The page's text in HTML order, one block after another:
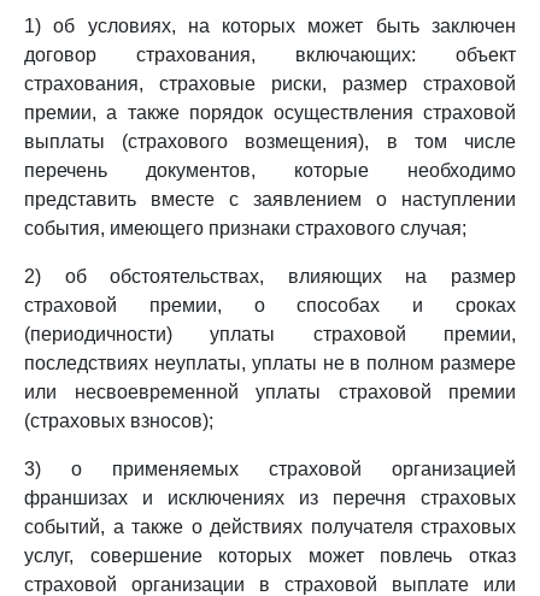
1) об условиях, на которых может быть заключен
договор страхования, включающих: объект
страхования, страховые риски, размер страховой
премии, а также порядок осуществления страховой
выплаты (страхового возмещения), в том числе
перечень документов, которые необходимо
представить вместе с заявлением о наступлении
события, имеющего признаки страхового случая;
2) об обстоятельствах, влияющих на размер
страховой премии, о способах и сроках
(периодичности) уплаты страховой премии,
последствиях неуплаты, уплаты не в полном размере
или несвоевременной уплаты страховой премии
(страховых взносов);
3) о применяемых страховой организацией
франшизах и исключениях из перечня страховых
событий, а также о действиях получателя страховых
услуг, совершение которых может повлечь отказ
страховой организации в страховой выплате или